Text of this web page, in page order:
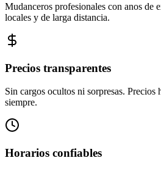
Mudanceros profesionales con anos de
locales y de larga distancia.
Precios transparentes
Sin cargos ocultos ni sorpresas. Precios
siempre.
Horarios confiables